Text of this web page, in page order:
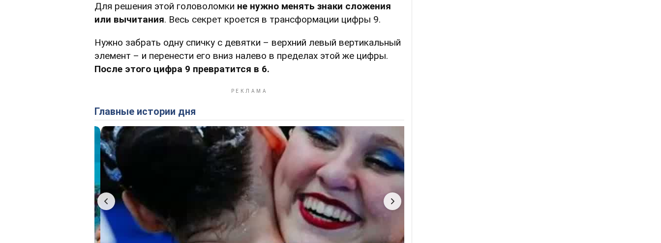
Для решения этой головоломки не нужно менять знаки сложения
или вычитания. Весь секрет кроется в трансформации цифры 9.
Нужно забрать одну спичку с девятки – верхний левый вертикальный
элемент – и перенести его вниз налево в пределах этой же цифры.
После этого цифра 9 превратится в 6.
Главные истории дня